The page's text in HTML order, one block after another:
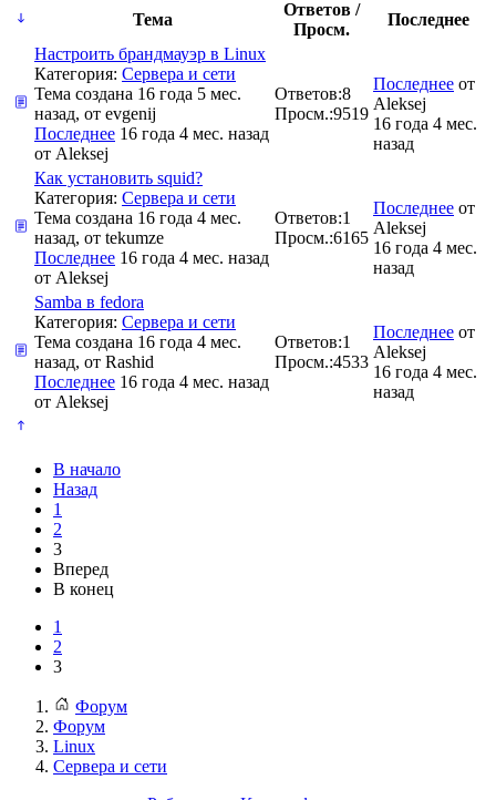
Тема
Ответов /
Просм.
Последнее
Настроить брандмауэр в Linux
Категория: Сервера и сети
Тема создана 16 года 5 мес.
назад, от evgenij
Последнее 16 года 4 мес. назад
от Aleksej
Ответов:8
Просм.:9519
Последнее от
Aleksej
16 года 4 мес.
назад
Как установить squid?
Категория: Сервера и сети
Тема создана 16 года 4 мес.
назад, от tekumze
Последнее 16 года 4 мес. назад
от Aleksej
Ответов:1
Просм.:6165
Последнее от
Aleksej
16 года 4 мес.
назад
Samba в fedora
Категория: Сервера и сети
Тема создана 16 года 4 мес.
назад, от Rashid
Последнее 16 года 4 мес. назад
от Aleksej
Ответов:1
Просм.:4533
Последнее от
Aleksej
16 года 4 мес.
назад
В начало
Назад
1
2
3
Вперед
В конец
1
2
3
Форум
Форум
Linux
Сервера и сети